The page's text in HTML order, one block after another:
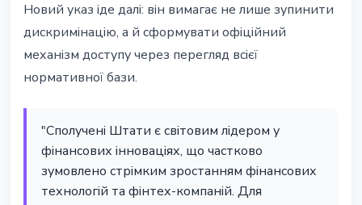
Новий указ іде далі: він вимагає не лише зупинити
дискримінацію, а й сформувати офіційний
механізм доступу через перегляд всієї
нормативної бази.
"Сполучені Штати є світовим лідером у
фінансових інноваціях, що частково
зумовлено стрімким зростанням фінансових
технологій та фінтех-компаній. Для